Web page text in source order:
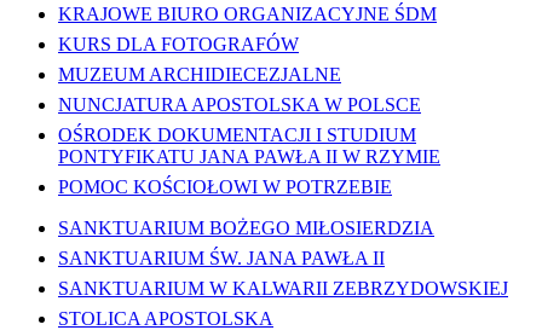
KRAJOWE BIURO ORGANIZACYJNE ŚDM
KURS DLA FOTOGRAFÓW
MUZEUM ARCHIDIECEZJALNE
NUNCJATURA APOSTOLSKA W POLSCE
OŚRODEK DOKUMENTACJI I STUDIUM
PONTYFIKATU JANA PAWŁA II W RZYMIE
POMOC KOŚCIOŁOWI W POTRZEBIE
SANKTUARIUM BOŻEGO MIŁOSIERDZIA
SANKTUARIUM ŚW. JANA PAWŁA II
SANKTUARIUM W KALWARII ZEBRZYDOWSKIEJ
STOLICA APOSTOLSKA